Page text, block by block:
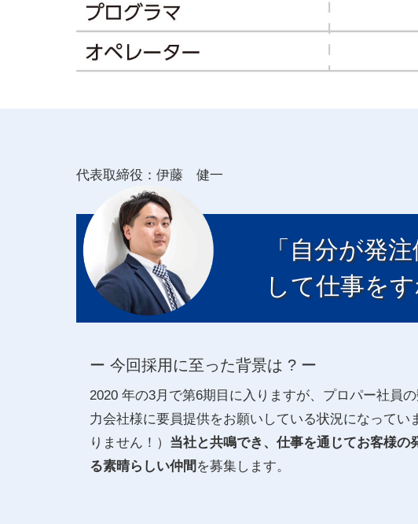
代表取締役：伊藤 健一
「自分が発
して仕事を
ー 今回採用に至った背景は ? ー
2020 年の3月で第6期目に入りますが、プロパー社員
力会社様に要員提供をお願いしている状況になってい
りません！） 当社と共鳴でき、仕事を通じてお客様の
る素晴らしい仲間 を募集します。